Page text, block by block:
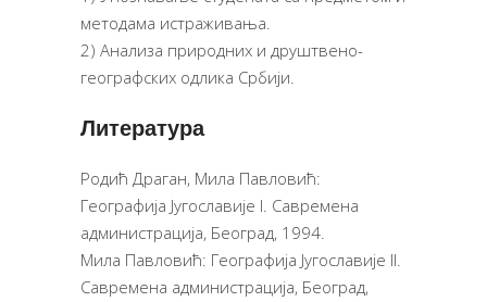
методама истраживања.
2) Анализа природних и друштвено-
географских одлика Србији.
Литература
Родић Драган, Мила Павловић:
Географија Југославије I. Савремена
администрација, Београд, 1994.
Мила Павловић: Географија Југославије II.
Савремена администрација, Београд,